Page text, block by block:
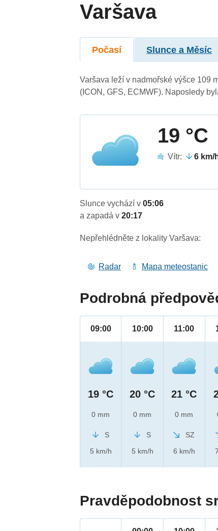
Varšava
Počasí Slunce a Měsíc
Varšava leží v nadmořské výšce 109
(ICON, GFS, ECMWF). Naposledy
19 °C
Vítr: 6 km/
Slunce vychází v05:06
a zapadá v20:17
Nepřehlédněte z lokality Varšava:
Radar Mapa meteostanic
Podrobná
09:00
19 °C
0 mm
S
5 km/h
10:00
20 °C
0 mm
S
5 km/h
11:00
21 °C
0 mm
SZ
6 km/h
Pravděpodobnost